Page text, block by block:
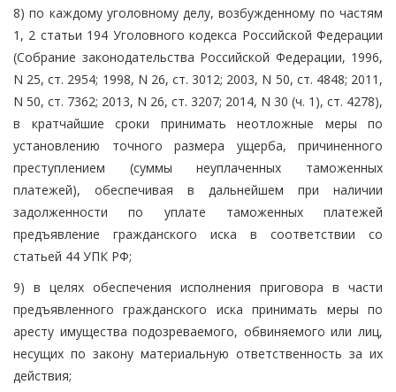
8) по каждому уголовному делу, возбужденному по частям
1, 2 статьи 194 Уголовного кодекса Российской Федерации
(Собрание законодательства Российской Федерации, 1996,
N 25, ст. 2954; 1998, N 26, ст. 3012; 2003, N 50, ст. 4848; 2011,
N 50, ст. 7362; 2013, N 26, ст. 3207; 2014, N 30 (ч. 1), ст. 4278),
в кратчайшие сроки принимать неотложные меры по
установлению точного размера ущерба, причиненного
преступлением (суммы неуплаченных таможенных
платежей), обеспечивая в дальнейшем при наличии
задолженности по уплате таможенных платежей
предъявление гражданского иска в соответствии со
статьей 44 УПК РФ;
9) в целях обеспечения исполнения приговора в части
предъявленного гражданского иска принимать меры по
аресту имущества подозреваемого, обвиняемого или лиц,
несущих по закону материальную ответственность за их
действия;